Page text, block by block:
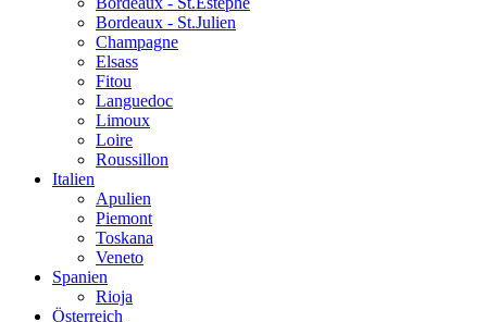
Bordeaux - St.Julien
Champagne
Elsass
Fitou
Languedoc
Limoux
Loire
Roussillon
Italien
Apulien
Piemont
Toskana
Veneto
Spanien
Rioja
Österreich